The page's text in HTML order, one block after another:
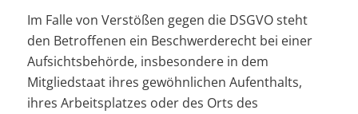
Im Falle von Verstößen gegen die DSGVO steht
den Betroffenen ein Beschwerderecht bei einer
Aufsichtsbehörde, insbesondere in dem
Mitgliedstaat ihres gewöhnlichen Aufenthalts,
ihres Arbeitsplatzes oder des Orts des